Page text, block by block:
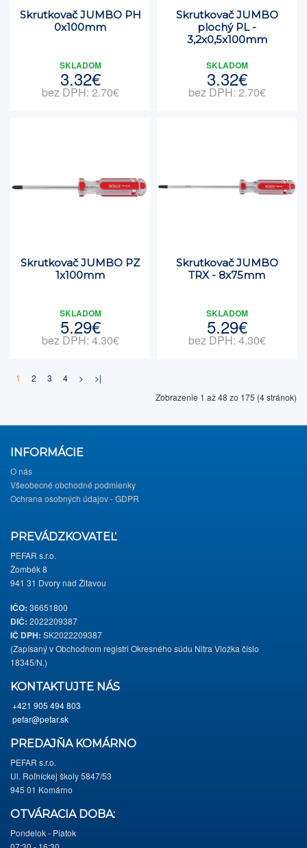
Skrutkovač JUMBO PH
0x100mm
SKLADOM
3.32€
bez DPH: 2.70€
Skrutkovač JUMBO
plochý PL -
3,2x0,5x100mm
SKLADOM
3.32€
bez DPH: 2.70€
Skrutkovač JUMBO PZ
1x100mm
SKLADOM
5.29€
bez DPH: 4.30€
Skrutkovač JUMBO
TRX - 8x75mm
SKLADOM
5.29€
bez DPH: 4.30€
1 2 3 4 >
>|
Zobrazenie 1 až 48 zo 175 (4 stránok)
INFORMÁCIE
O nás
Všeobecné obchodné podmienky
Ochrana osobných údajov - GDPR
PREVÁDZKOVATEĽ
PEFAR s.r.o.
Žombék 8
941 31 Dvory nad Žitavou
IČO: 36651800
DIČ: 2022209387
IČ DPH: SK2022209387
(Zapísaný v Obchodnom registri Okresného súdu Nitra Vložka číslo
18345/N.)
KONTAKTUJTE NÁS
+421 905 494 803
pefar@pefar.sk
PREDAJŇA KOMÁRNO
PEFAR s.r.o.
Ul. Roľníckej školy 5847/53
945 01 Komárno
OTVÁRACIA DOBA:
Pondelok - Piatok